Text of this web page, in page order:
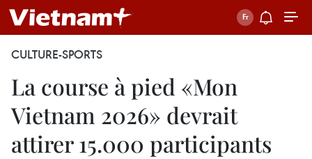
CULTURE-SPORTS
La course à pied «Mon
Vietnam 2026» devrait
attirer 15.000 participants